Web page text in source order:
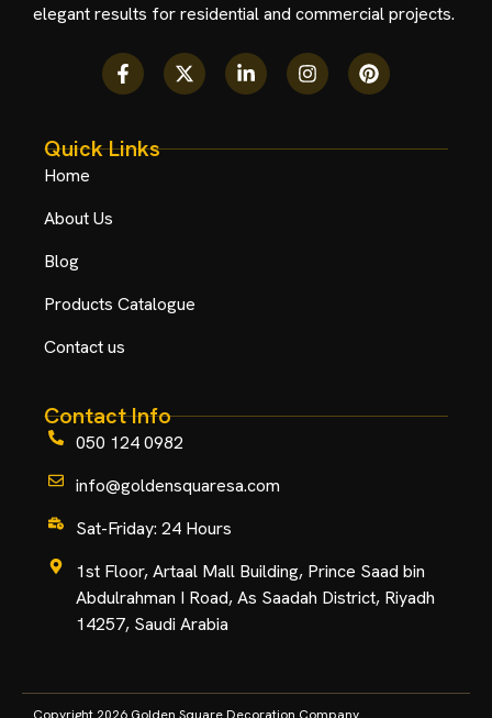
elegant results for residential and commercial projects.
Quick Links
Home
About Us
Blog
Products Catalogue
Contact us
Contact Info
050 124 0982
info@goldensquaresa.com
Sat-Friday: 24 Hours
1st Floor, Artaal Mall Building, Prince Saad bin
Abdulrahman I Road, As Saadah District, Riyadh
14257, Saudi Arabia